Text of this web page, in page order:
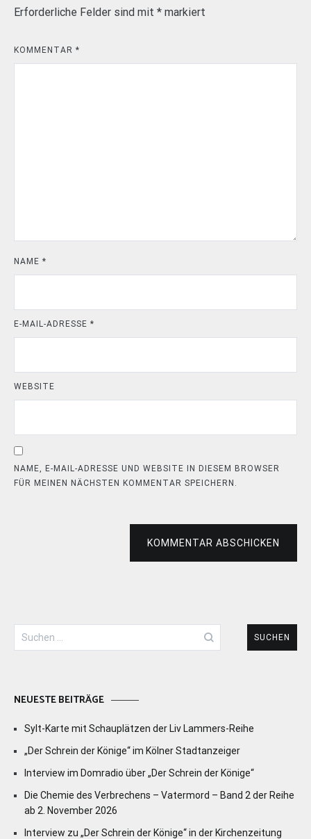
Erforderliche Felder sind mit * markiert
KOMMENTAR *
NAME *
E-MAIL-ADRESSE *
WEBSITE
NAME, E-MAIL-ADRESSE UND WEBSITE IN DIESEM BROWSER
FÜR MEINEN NÄCHSTEN KOMMENTAR SPEICHERN.
KOMMENTAR ABSCHICKEN
Suchen
nach:
NEUESTE BEITRÄGE
Sylt-Karte mit Schauplätzen der Liv Lammers-Reihe
„Der Schrein der Könige“ im Kölner Stadtanzeiger
Interview im Domradio über „Der Schrein der Könige“
Die Chemie des Verbrechens – Vatermord – Band 2 der Reihe
ab 2. November 2026
Interview zu „Der Schrein der Könige“ in der Kirchenzeitung